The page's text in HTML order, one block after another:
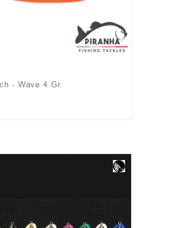
- Wave 4 Gr.